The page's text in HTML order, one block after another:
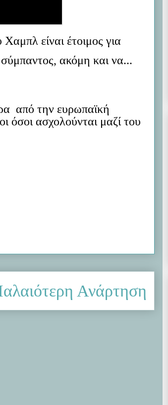
είναι έτοιμος για
ακόμη και να...
από την ευρωπαϊκή
όσοι ασχολούνται μαζί του
Ανάρτηση